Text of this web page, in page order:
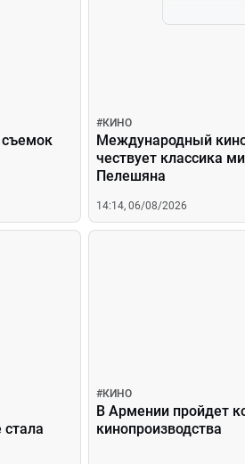
#КИНО
Международный
чествует классика
Пелешяна
14:14, 06/08/2026
#КИНО
В Армении пройдет
кинопроизводства